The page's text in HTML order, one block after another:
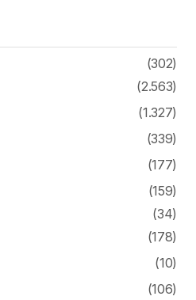
(302)
(2.563)
(1.327)
(339)
(177)
(159)
(34)
(178)
(10)
(106)